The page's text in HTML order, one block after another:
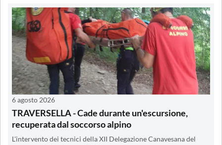
6 agosto 2026
TRAVERSELLA - Cade durante un'escursione,
recuperata dal soccorso alpino
L'intervento dei tecnici della XII Delegazione Canavesana del